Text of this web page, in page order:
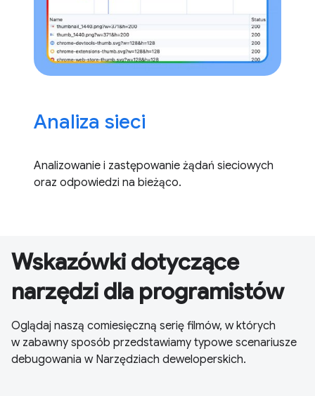
Analiza sieci
Analizowanie i zastępowanie żądań sieciowych
oraz odpowiedzi na bieżąco.
Wskazówki dotyczące
narzędzi dla programistów
Oglądaj naszą comiesięczną serię filmów, w których
w zabawny sposób przedstawiamy typowe scenariusze
debugowania w Narzędziach deweloperskich.